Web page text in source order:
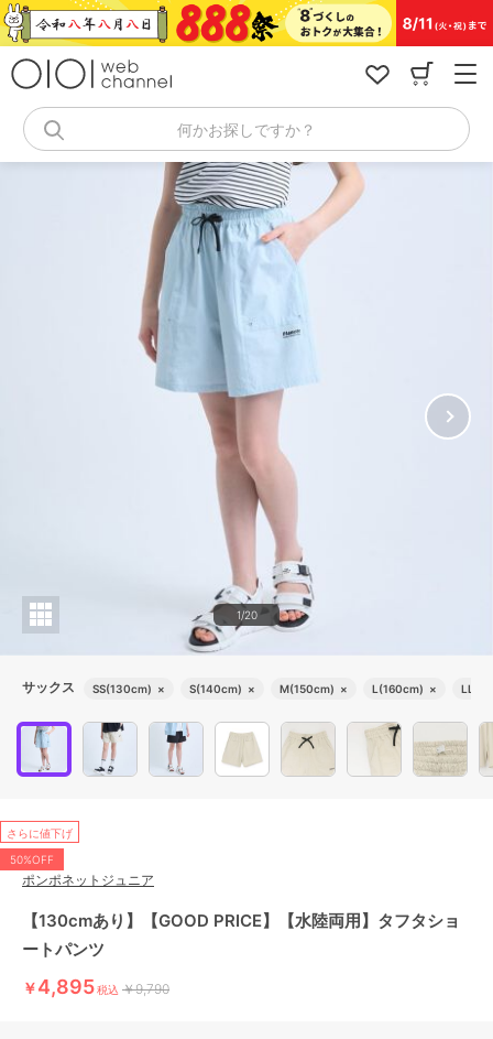
コ
ン
キ
何かお探しですか？
1/20
サックス SS(130cm) × S(140cm) × M(150cm) × L(160cm) ×
さらに値下げ
50%OFF
ポンポネットジュニア
【130cmあり】【GOOD PRICE】【水陸両用】タフタショ
ートパンツ
￥4,895税込 ￥9,790